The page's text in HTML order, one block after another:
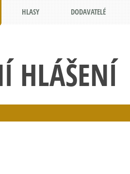
HLÁŠENÍ
HLASY DODAVATELÉ